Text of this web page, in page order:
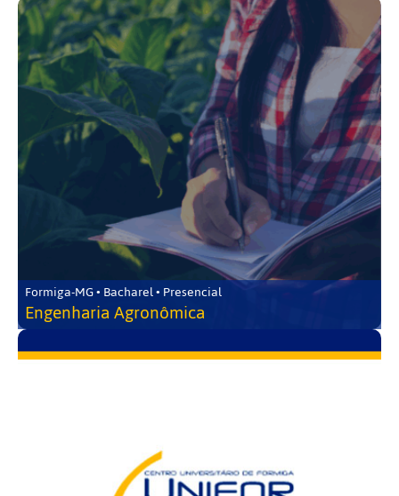
Formiga-MG • Bacharel • Presencial
Engenharia Agronômica